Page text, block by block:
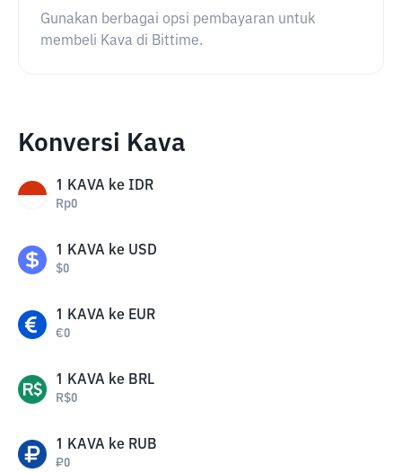
Gunakan berbagai opsi pembayaran untuk
membeli Kava di Bittime.
Konversi Kava
1 KAVA ke IDR
Rp0
1 KAVA ke USD
$0
1 KAVA ke EUR
€0
1 KAVA ke BRL
R$0
1 KAVA ke RUB
₽0